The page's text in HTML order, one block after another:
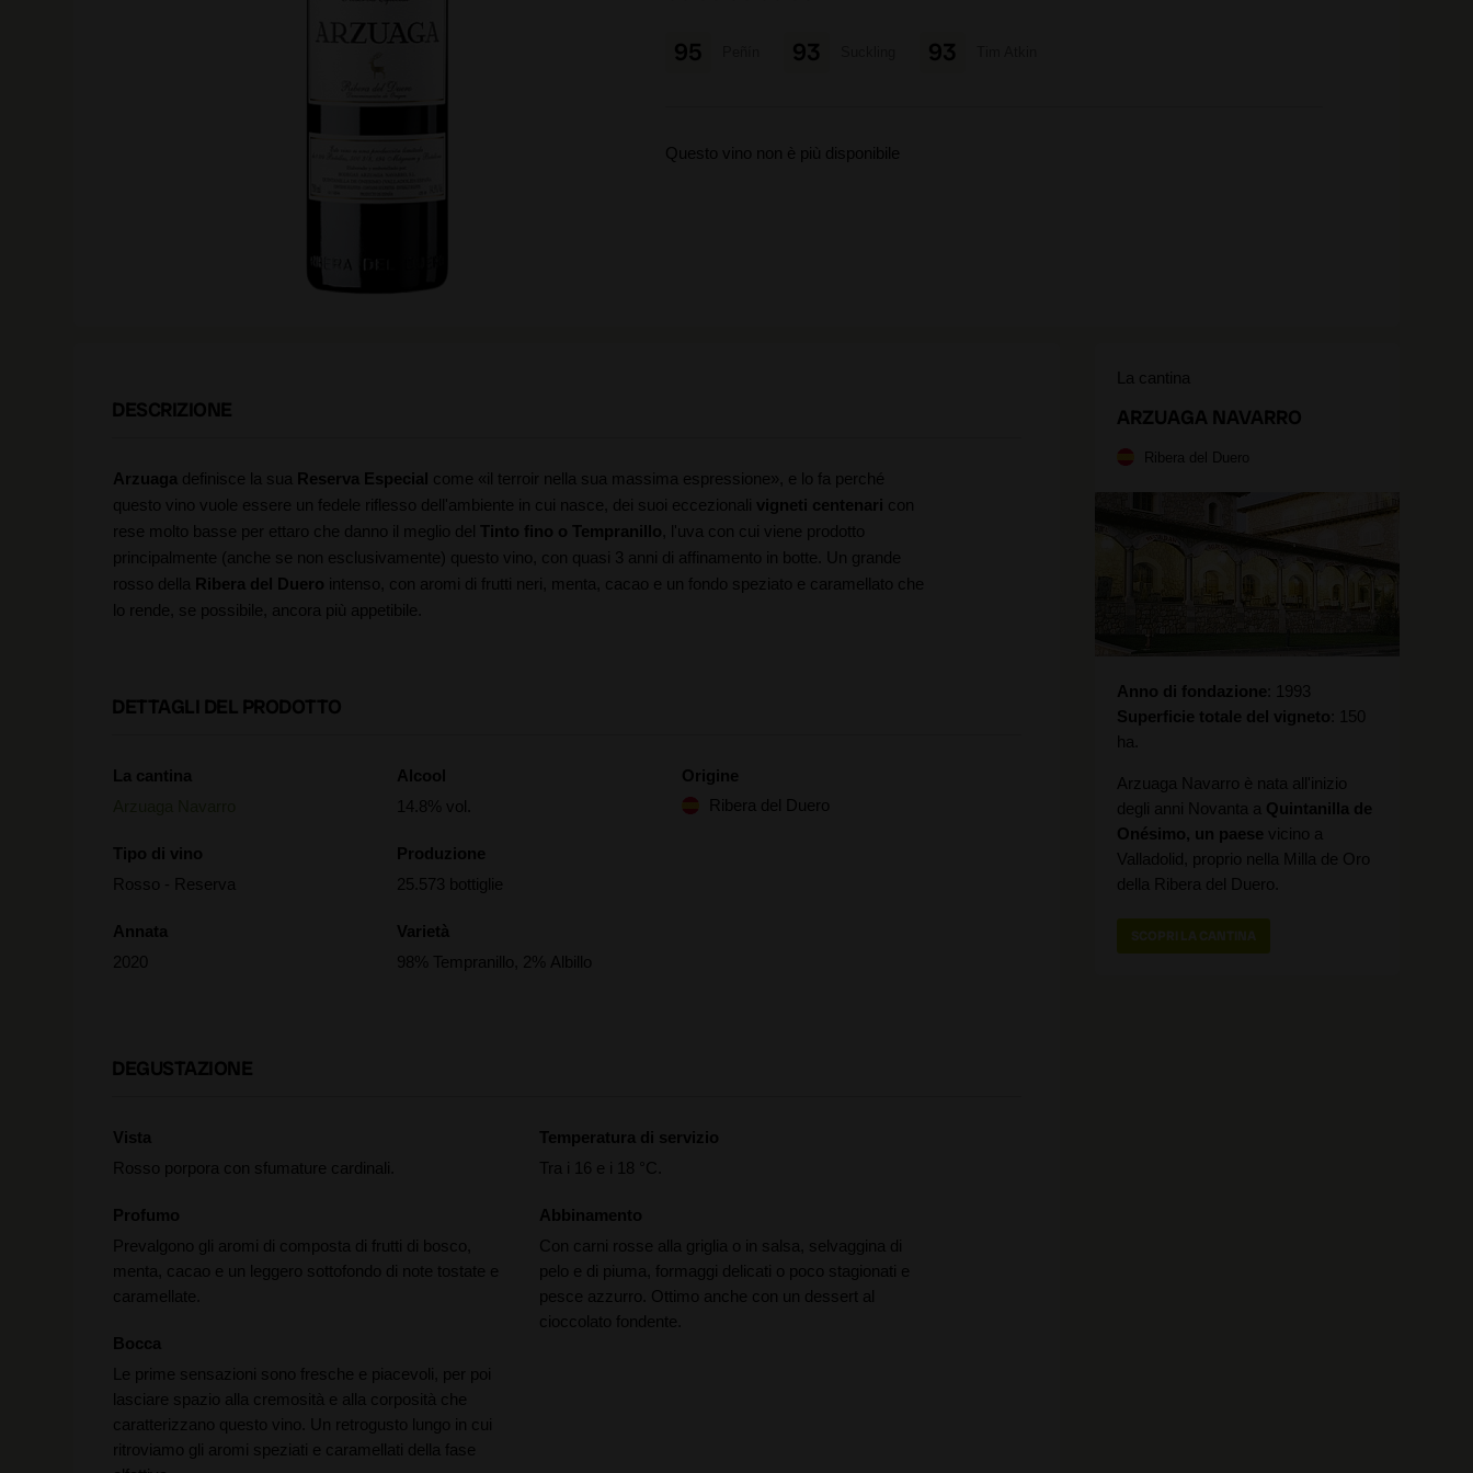
95 93 93
Questo vino non è più disponibile
DESCRIZIONE
Arzuaga definisce la sua Reserva Especial come «il terroir nella sua massima espressione», e lo fa perché
questo vino vuole essere un fedele riflesso dell'ambiente in cui nasce, dei suoi eccezionali vigneti centenari con
rese molto basse per ettaro che danno il meglio del Tinto fino o Tempranillo , l'uva con cui viene prodotto
principalmente (anche se non esclusivamente) questo vino, con quasi 3 anni di affinamento in botte. Un grande
rosso della Ribera del Duero intenso, con aromi di frutti neri, menta, cacao e un fondo speziato e caramellato che
lo rende, se possibile, ancora più appetibile.
DETTAGLI DEL PRODOTTO
La cantina
Tipo di vino
Rosso - Reserva
Annata
2020
Alcool
14.8% vol.
Produzione
25.573 bottiglie
Varietà
98% Tempranillo, 2% Albillo
Origine
Ribera del Duero
DEGUSTAZIONE
Vista
Rosso porpora con sfumature cardinali.
Profumo
Prevalgono gli aromi di composta di frutti di bosco,
menta, cacao e un leggero sottofondo di note tostate e
caramellate.
Bocca
Le prime sensazioni sono fresche e piacevoli, per poi
lasciare spazio alla cremosità e alla corposità che
caratterizzano questo vino. Un retrogusto lungo in cui
ritroviamo gli aromi speziati e caramellati della fase
Temperatura di servizio
Tra i 16 e i 18 °C.
Abbinamento
Con carni rosse alla griglia o in salsa, selvaggina di
pelo e di piuma, formaggi delicati o poco stagionati e
pesce azzurro. Ottimo anche con un dessert al
cioccolato fondente.
La cantina
ARZUAGA NAVARRO
Ribera del Duero
Anno di fondazione
1993
Superficie totale del vigneto
150
ha.
Arzuaga Navarro è nata all'inizio
degli anni Novanta a Quintanilla de
Onésimo, un paese vicino a
Valladolid, proprio nella Milla de Oro
della Ribera del Duero.
SCOPRI LA CANTINA